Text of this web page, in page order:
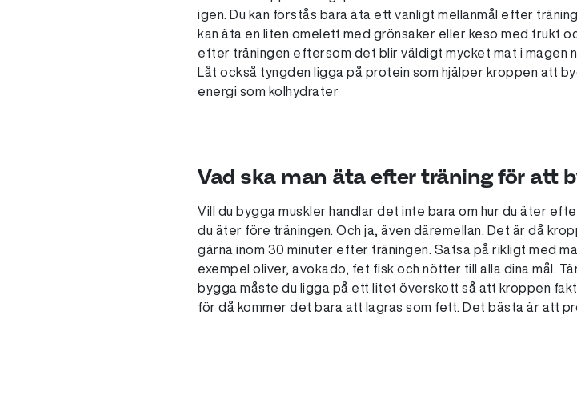
igen. Du kan förstås bara äta ett vanligt mellanmål efter
kan äta en liten omelett med grönsaker eller keso med frukt
efter träningen eftersom det blir väldigt mycket mat i magen
Låt också tyngden ligga på protein som hjälper kroppen att
energi som kolhydrater
Vad ska man äta efter träning för att
Vill du bygga muskler handlar det inte bara om hur du äter
du äter före träningen. Och ja, även däremellan. Det är då
gärna inom 30 minuter efter träningen. Satsa på rikligt med
exempel oliver, avokado, fet fisk och nötter till alla dina mål.
bygga måste du ligga på ett litet överskott så att kroppen
för då kommer det bara att lagras som fett. Det bästa är att